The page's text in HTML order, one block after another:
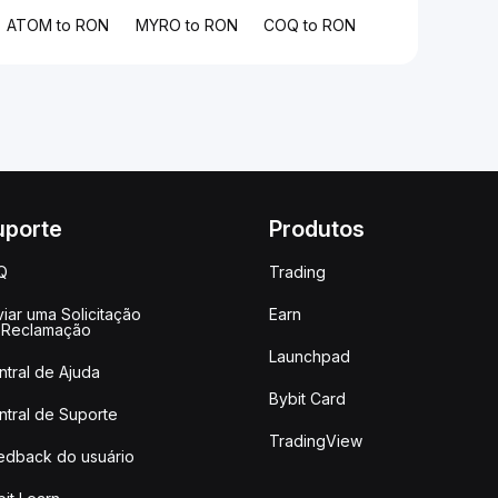
ATOM to RON MYRO to RON COQ to RON
uma Solicitação
de Ajuda
de Suporte
do usuário
Produtos
Trading
Earn
Launchpad
Bybit Card
TradingView